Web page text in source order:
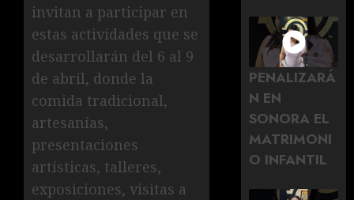
invitan a participar en
estas actividades que se
desarrollarán del 6 al 9
de abril, donde la
comida tradicional,
artesanías,
presentaciones
artísticas, talleres,
exposiciones, visitas a
PENALIZARÁ
N EN
SONORA EL
MATRIMONI
O INFANTIL